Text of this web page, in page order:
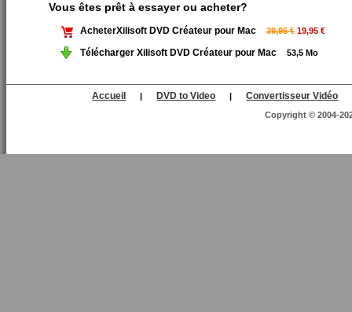
Vous êtes prêt à essayer ou acheter?
AcheterXilisoft DVD Créateur pour Mac 39,95 € 19,95 €
Télécharger Xilisoft DVD Créateur pour Mac 53,5 Mo
Accueil | DVD to Video | Convertisseur Vidéo
Copyright © 2004-